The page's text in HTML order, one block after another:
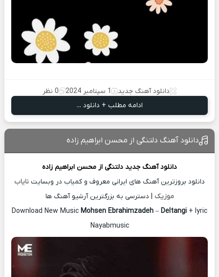
دانلود آهنگ جدید 1 سپتامبر 2024
0 نظر
ادامه مطلب + دانلود ...
دانلود آهنگ دلتنگی از محسن ابراهیم زاده
دانلود آهنگ جدید دلتنگی از محسن ابراهیم زاده
دانلود بروزترین آهنگ های ایرانی معروف و کمیاب در وبسایت نایاب
موزیک | دسترسی به بزرگترین آرشیو آهنگ ها
Download New Music Mohsen Ebrahimzadeh – Deltangi + lyric
Nayabmusic